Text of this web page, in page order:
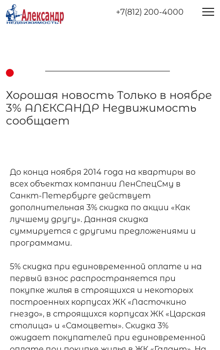
+7(812) 200-4000
Хорошая новость Только в ноябре
3% АЛЕКСАНДР Недвижимость
сообщает
До конца ноября 2014 года на квартиры во
всех объектах компании ЛенСпецСму в
Санкт-Петербурге действует
дополнительная 3% скидка по акции «Как
лучшему другу». Данная скидка
суммируется с другими предложениями и
программами.
5% скидка при единовременной оплате и на
первый взнос распространяется при
покупке жилья в строящихся и некоторых
построенных корпусах ЖК «Ласточкино
гнездо», в строящихся корпусах ЖК «Царская
столица» и «Самоцветы». Скидка 3%
ожидает покупателей при единовременной